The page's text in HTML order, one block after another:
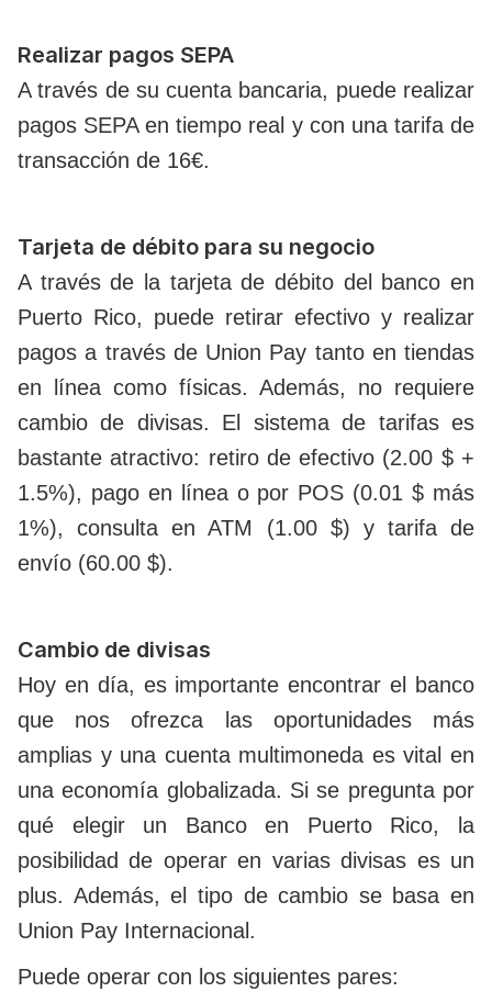
Realizar pagos SEPA
A través de su cuenta bancaria, puede realizar
pagos SEPA en tiempo real y con una tarifa de
transacción de 16€.
Tarjeta de débito para su negocio
A través de la tarjeta de débito del banco en
Puerto Rico, puede retirar efectivo y realizar
pagos a través de Union Pay tanto en tiendas
en línea como físicas. Además, no requiere
cambio de divisas. El sistema de tarifas es
bastante atractivo: retiro de efectivo (2.00 $ +
1.5%), pago en línea o por POS (0.01 $ más
1%), consulta en ATM (1.00 $) y tarifa de
envío (60.00 $).
Cambio de divisas
Hoy en día, es importante encontrar el banco
que nos ofrezca las oportunidades más
amplias y una cuenta multimoneda es vital en
una economía globalizada. Si se pregunta por
qué elegir un Banco en Puerto Rico, la
posibilidad de operar en varias divisas es un
plus. Además, el tipo de cambio se basa en
Union Pay Internacional.
Puede operar con los siguientes pares: